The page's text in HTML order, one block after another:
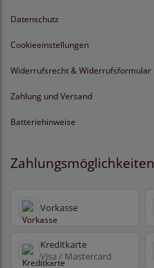
Datenschutz
Cookieeinstellungen
Widerrufsrecht & Widerrufsformular
Zahlung und Versand
Batteriehinweise
Zahlungsmöglichkeiten
Vorkasse
Kreditkarte
Visa / Mastercard